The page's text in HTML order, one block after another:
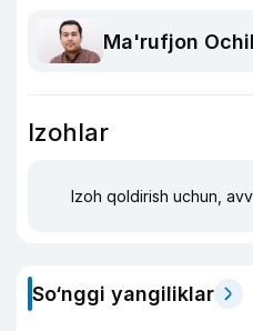
Ma'rufjon
Izohlar
Izoh qoldirish uchun,
So‘nggi yangiliklar